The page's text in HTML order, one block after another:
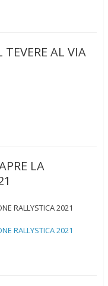
TEVERE AL VIA
LA
RALLYSTICA 2021
RALLYSTICA 2021